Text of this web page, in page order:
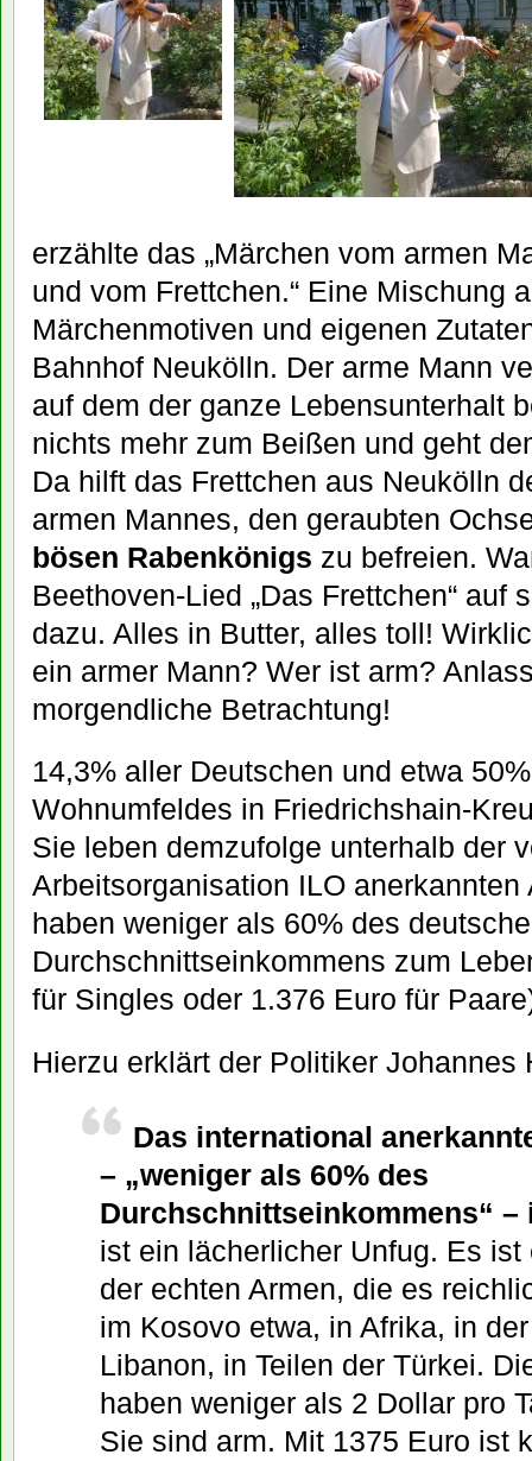
erzählte das „Märchen vom armen
und vom Frettchen.“ Eine Mischung
Märchenmotiven und eigenen
Bahnhof Neukölln. Der arme Mann
auf dem der ganze Lebensunterhalt
nichts mehr zum Beißen und geht
Da hilft das Frettchen aus Neukölln
armen Mannes, den geraubten
bösen Rabenkönigs zu befreien.
Beethoven-Lied „Das Frettchen“ auf
dazu. Alles in Butter, alles toll!
ein armer Mann? Wer ist arm?
morgendliche Betrachtung!
14,3% aller Deutschen und etwa
Wohnumfeldes in Friedrichshain-
Sie leben demzufolge unterhalb der
Arbeitsorganisation ILO
haben weniger als 60% des
Durchschnittseinkommens zum
für Singles oder 1.376 Euro für
Hierzu erklärt der Politiker Johannes
Das international
– „weniger als 60% des
Durchschnittseinkommens“
ist ein lächerlicher Unfug. Es ist
der echten Armen, die es
im Kosovo etwa, in Afrika, in
Libanon, in Teilen der Türkei.
haben weniger als 2 Dollar pro
Sie sind arm. Mit 1375 Euro ist